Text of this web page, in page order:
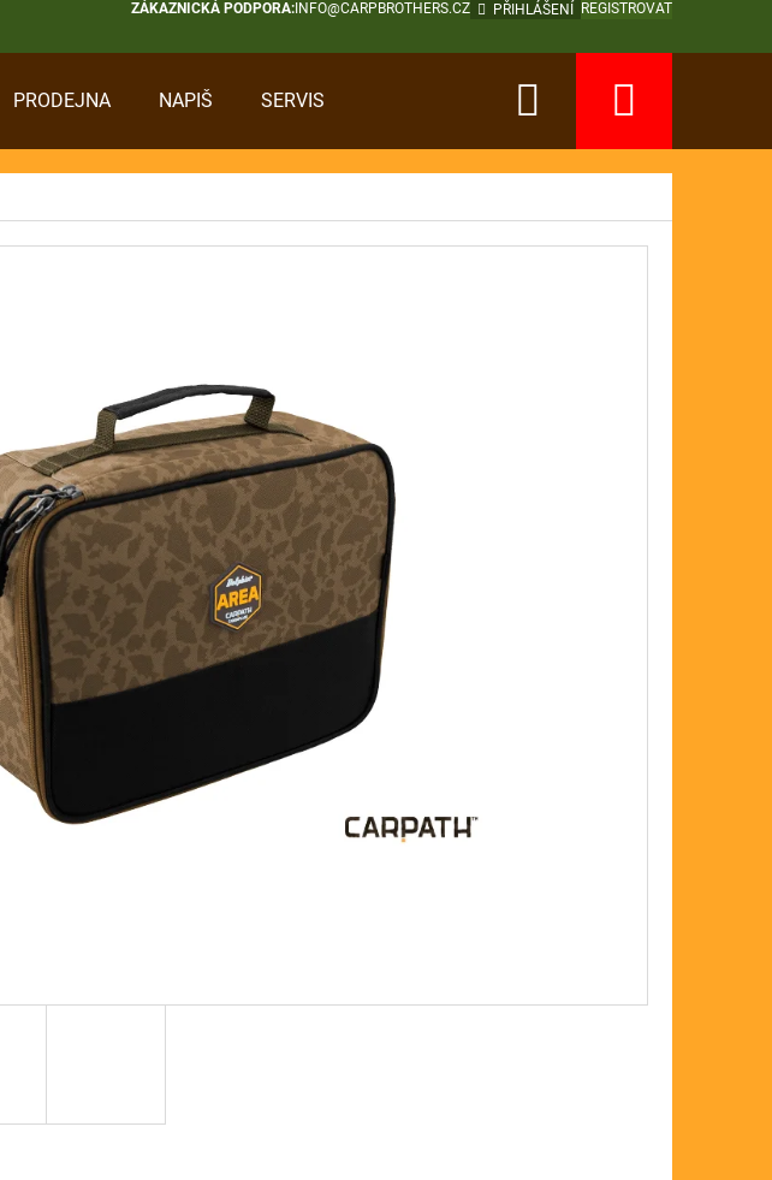
ZÁKAZNICKÁ PODPORA:INFO@CARPBROTHERS.CZ PŘIHLÁŠENÍ REGISTROVAT
PRODEJNA NAPIŠ SERVIS Hledat
HLEDAT
FOX CARP SUB FLOAT
202 Kč
Původně:
225 Kč